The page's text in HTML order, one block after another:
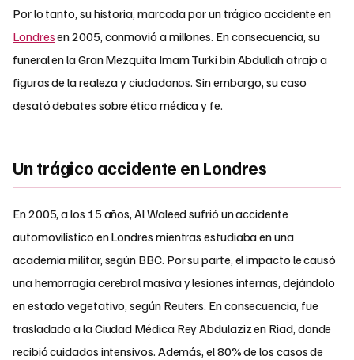
Por lo tanto, su historia, marcada por un trágico accidente en
Londresen 2005, conmovió a millones. En consecuencia, su
funeral en la Gran Mezquita Imam Turki bin Abdullah atrajo a
figuras de la realeza y ciudadanos. Sin embargo, su caso
desató debates sobre ética médica y fe.
Un trágico accidente en Londres
En 2005, a los 15 años, Al Waleed sufrió un accidente
automovilístico en Londres mientras estudiaba en una
academia militar, según BBC. Por su parte, el impacto le causó
una hemorragia cerebral masiva y lesiones internas, dejándolo
en estado vegetativo, según Reuters. En consecuencia, fue
trasladado a la Ciudad Médica Rey Abdulaziz en Riad, donde
recibió cuidados intensivos. Además, el 80% de los casos de